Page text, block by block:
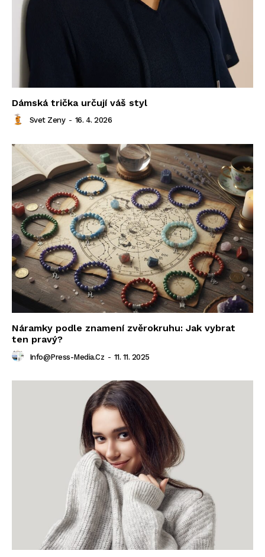
Dámská trička určují váš styl
Svet Zeny - 16. 4. 2026
Náramky podle znamení zvěrokruhu: Jak vybrat
ten pravý?
Info@press-Media.cz - 11. 11. 2025